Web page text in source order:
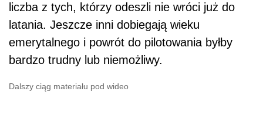
liczba z tych, którzy odeszli nie wróci już do
latania. Jeszcze inni dobiegają wieku
emerytalnego i powrót do pilotowania byłby
bardzo trudny lub niemożliwy.
Dalszy ciąg materiału pod wideo